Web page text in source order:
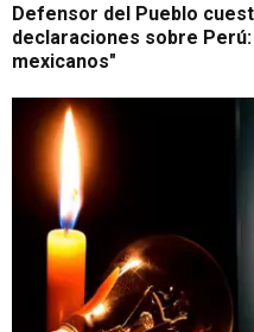
Defensor del Pueblo
declaraciones sobre
mexicanos"